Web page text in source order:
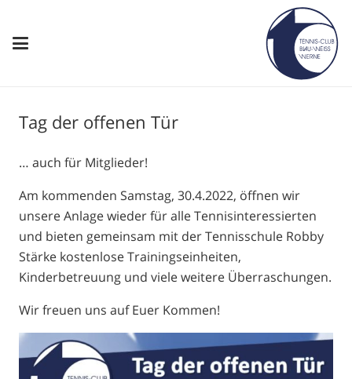
Tag der offenen Tür
… auch für Mitglieder!
Am kommenden Samstag, 30.4.2022, öffnen wir
unsere Anlage wieder für alle Tennisinteressierten
und bieten gemeinsam mit der Tennisschule Robby
Stärke kostenlose Trainingseinheiten,
Kinderbetreuung und viele weitere Überraschungen.
Wir freuen uns auf Euer Kommen!